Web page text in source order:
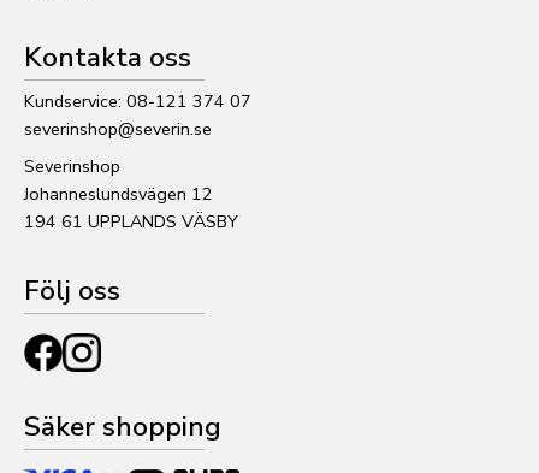
Kontakta oss
Kundservice: 08-121 374 07
severinshop@severin.se
Severinshop
Johanneslundsvägen 12
194 61 UPPLANDS VÄSBY
Följ oss
Säker shopping